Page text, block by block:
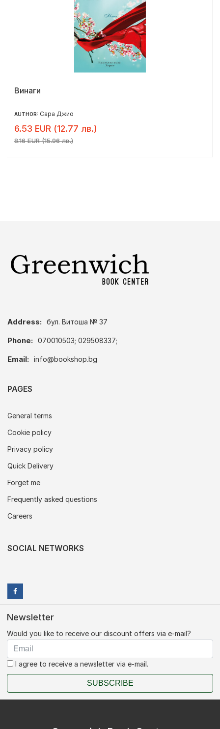
Винаги
AUTHOR: Сара Джио
6.53 EUR (12.77 лв.)
8.16 EUR (15.96 лв.)
Address: бул. Витоша № 37
Phone: 070010503; 029508337;
Email: info@bookshop.bg
PAGES
General terms
Cookie policy
Privacy policy
Quick Delivery
Forget me
Frequently asked questions
Careers
SOCIAL NETWORKS
Newsletter
Would you like to receive our discount offers via e-mail?
I agree to receive a newsletter via e-mail.
SUBSCRIBE